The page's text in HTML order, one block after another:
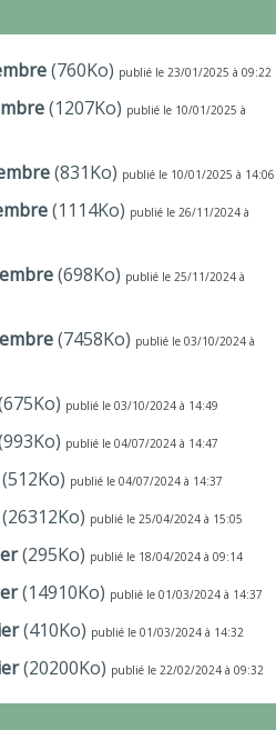
(760Ko) publié le 23/01/2025 à 09:22
(1207Ko) publié le 10/01/2025 à
(831Ko) publié le 10/01/2025 à 14:06
(1114Ko) publié le 26/11/2024 à
(698Ko) publié le 25/11/2024 à
(7458Ko) publié le 03/10/2024 à
publié le 03/10/2024 à 14:49
publié le 04/07/2024 à 14:47
(512Ko) publié le 04/07/2024 à 14:37
(26312Ko) publié le 25/04/2024 à 15:05
(295Ko) publié le 18/04/2024 à 09:14
(14910Ko) publié le 01/03/2024 à 14:37
(410Ko) publié le 01/03/2024 à 14:32
(20200Ko) publié le 22/02/2024 à 09:32